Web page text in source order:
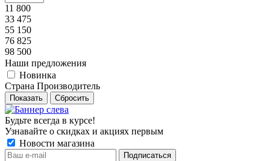
11 800
33 475
55 150
76 825
98 500
Наши предложения
Новинка
Страна Производитель
Показать Сбросить
Будьте всегда в курсе!
Узнавайте о скидках и акциях первым
Новости магазина